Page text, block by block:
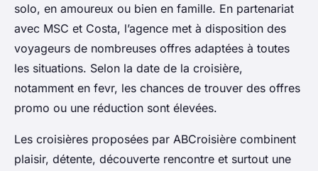
solo, en amoureux ou bien en famille. En partenariat
avec MSC et Costa, l’agence met à disposition des
voyageurs de nombreuses offres adaptées à toutes
les situations. Selon la date de la croisière,
notamment en fevr, les chances de trouver des offres
promo ou une réduction sont élevées.
Les croisières proposées par ABCroisière combinent
plaisir, détente, découverte rencontre et surtout une